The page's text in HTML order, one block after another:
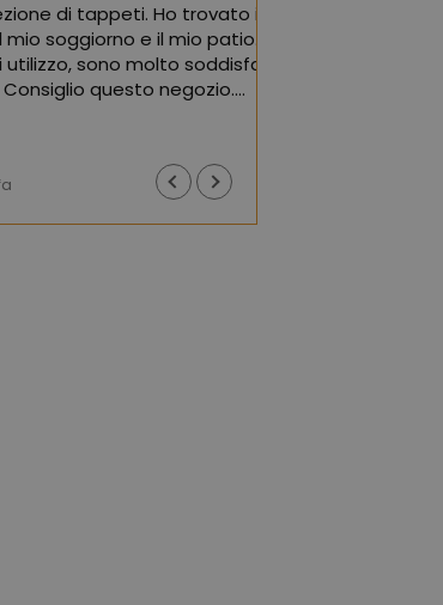
Ho trovato il tappeto
e il mio patio. Dopo
molto soddisfatta del
negozio.